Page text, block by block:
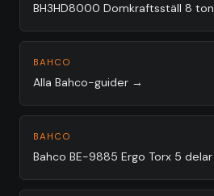
BH3HD8000 Domkraftsställ 8 ton
BAHCO
Alla Bahco-guider →
BAHCO
Bahco BE-9885 Ergo Torx 5 delar